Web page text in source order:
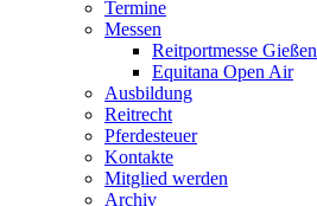
Termine
Messen
Reitportmesse Gießen
Equitana Open Air
Ausbildung
Reitrecht
Pferdesteuer
Kontakte
Mitglied werden
Archiv